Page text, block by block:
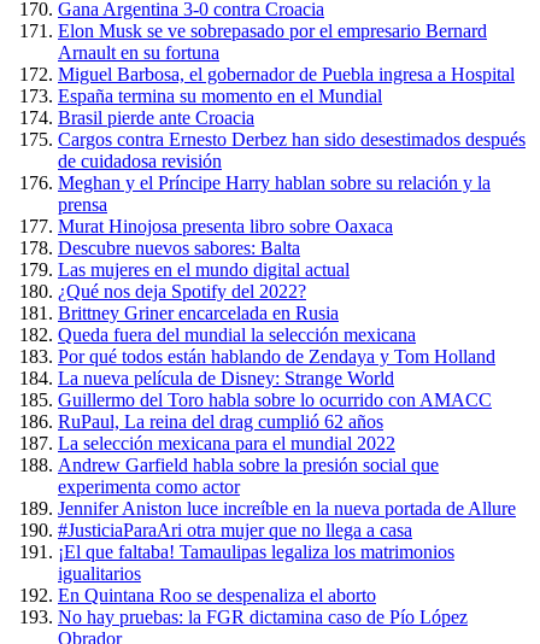
Gana Argentina 3-0 contra Croacia
Elon Musk se ve sobrepasado por el empresario Bernard
Arnault en su fortuna
Miguel Barbosa, el gobernador de Puebla ingresa a Hospital
España termina su momento en el Mundial
Brasil pierde ante Croacia
Cargos contra Ernesto Derbez han sido desestimados después
de cuidadosa revisión
Meghan y el Príncipe Harry hablan sobre su relación y la
prensa
Murat Hinojosa presenta libro sobre Oaxaca
Descubre nuevos sabores: Balta
Las mujeres en el mundo digital actual
¿Qué nos deja Spotify del 2022?
Brittney Griner encarcelada en Rusia
Queda fuera del mundial la selección mexicana
Por qué todos están hablando de Zendaya y Tom Holland
La nueva película de Disney: Strange World
Guillermo del Toro habla sobre lo ocurrido con AMACC
RuPaul, La reina del drag cumplió 62 años
La selección mexicana para el mundial 2022
Andrew Garfield habla sobre la presión social que
experimenta como actor
Jennifer Aniston luce increíble en la nueva portada de Allure
#JusticiaParaAri otra mujer que no llega a casa
¡El que faltaba! Tamaulipas legaliza los matrimonios
igualitarios
En Quintana Roo se despenaliza el aborto
No hay pruebas: la FGR dictamina caso de Pío López
Obrador